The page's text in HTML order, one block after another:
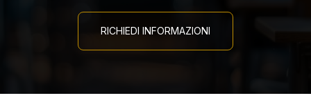
RICHIEDI INFORMAZIONI